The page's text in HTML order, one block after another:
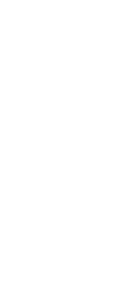
ծրագիր
լսելի»
ծրագիրն
ՀԿ գլխավորած
զարգացման
կրթության
ամերիկյան